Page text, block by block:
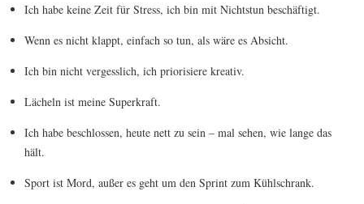
Ich habe keine Zeit für Stress, ich bin mit Nichtstun beschäftigt.
Wenn es nicht klappt, einfach so tun, als wäre es Absicht.
Ich bin nicht vergesslich, ich priorisiere kreativ.
Lächeln ist meine Superkraft.
Ich habe beschlossen, heute nett zu sein – mal sehen, wie lange das
hält.
Sport ist Mord, außer es geht um den Sprint zum Kühlschrank.